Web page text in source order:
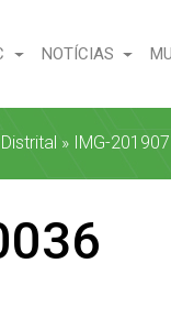
NOTÍCIAS
» IMG-